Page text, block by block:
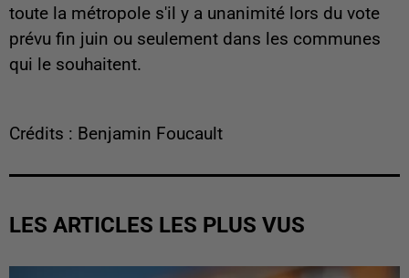
toute la métropole s'il y a unanimité lors du vote
prévu fin juin ou seulement dans les communes
qui le souhaitent.
Crédits : Benjamin Foucault
LES ARTICLES LES PLUS VUS